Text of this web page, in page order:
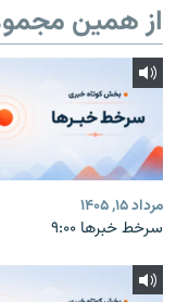
از همین
مرداد ۱۵, ۱۴۰۵
سرخط خبرها ۹:۰۰